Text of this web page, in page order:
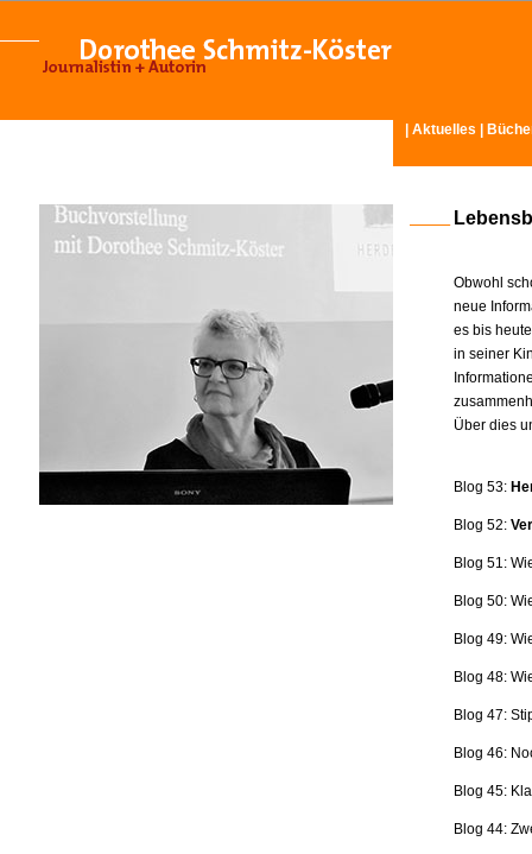
Aktuelles
Obwohl
neue
es bis
in seiner
Über dies
Blog 53:
Blog 52:
Blog 51:
Blog 50:
Blog 49:
Blog 48:
Blog 47:
Blog 46:
Blog 45:
Blog 44: